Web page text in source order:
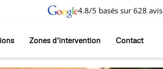
4.8/5 basés sur 628 avis
Zones d’intervention Contact